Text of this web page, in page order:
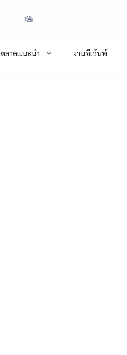
ลาดแนะนำ งานอีเว้นท์